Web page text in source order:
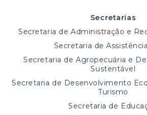
Secretarias
Secretaria de Administração e
Secretaria de
Secretaria de Agropecuária e
Sustentável
Secretaria de Desenvolvimento
Turismo
Secretaria de